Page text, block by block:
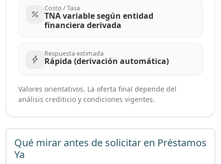
Costo / Tasa
TNA variable según entidad
financiera derivada
Respuesta estimada
Rápida (derivación automática)
Valores orientativos. La oferta final depende del
análisis crediticio y condiciones vigentes.
Qué mirar antes de solicitar en Préstamos
Ya